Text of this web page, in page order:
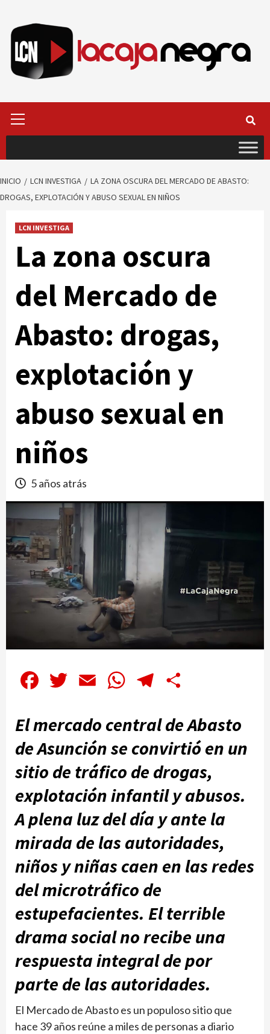
contenido
primario
INICIO LCN INVESTIGA
LA ZONA OSCURA DEL MERCADO DE ABASTO:
DROGAS, EXPLOTACIÓN Y ABUSO SEXUAL EN NIÑOS
LCN INVESTIGA
La zona oscura
del Mercado de
Abasto: drogas,
explotación y
abuso sexual en
niños
5 años atrás
FacebookTwitter Email WhatsAppTelegram
El mercado central de Abasto
de Asunción se convirtió en un
sitio de tráfico de drogas,
explotación infantil y abusos.
A plena luz del día y ante la
mirada de las autoridades,
niños y niñas caen en las redes
del microtráfico de
estupefacientes. El terrible
drama social no recibe una
respuesta integral de por
parte de las autoridades.
El Mercado de Abasto es un populoso sitio que
hace 39 años reúne a miles de personas a diario